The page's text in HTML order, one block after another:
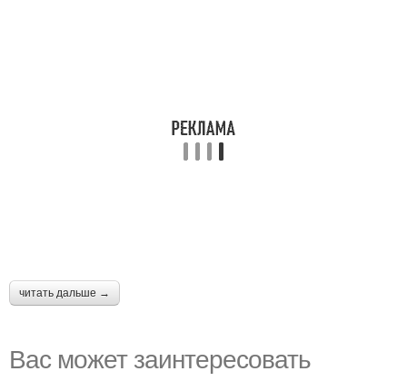
читать дальше →
Вас может заинтересовать